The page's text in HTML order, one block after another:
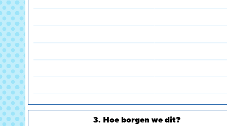
3. Hoe borgen we dit?